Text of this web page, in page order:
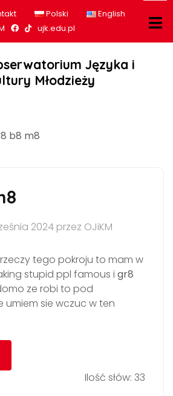
Polski
English
Nasz profil na Facebook
Nasz profil na tiktok
ujk.edu.pl
Języka i
Młodzieży
b8 m8
2024 przez OJiKM
tego pokroju to mam w
stupid ppl famous i gr8
ze robi to pod
umiem sie wczuc w ten
Ilość słów: 33